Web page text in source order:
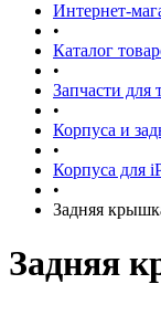
Интернет-
•
Каталог
•
Запчасти для
•
Корпуса и
•
Корпуса для
•
Задняя
Задняя